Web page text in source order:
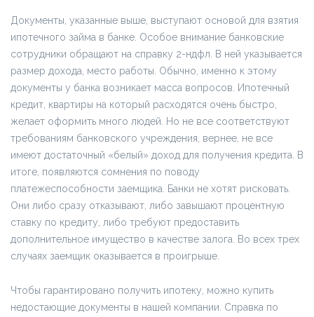
Документы, указанные выше, выступают основой для взятия
ипотечного займа в банке. Особое внимание банковские
сотрудники обращают на справку 2-ндфл. В ней указывается
размер дохода, место работы. Обычно, именно к этому
документы у банка возникает масса вопросов. Ипотечный
кредит, квартиры на который расходятся очень быстро,
желает оформить много людей. Но не все соответствуют
требованиям банковского учреждения, вернее, не все
имеют достаточный «белый» доход для получения кредита. В
итоге, появляются сомнения по поводу
платежеспособности заемщика. Банки не хотят рисковать.
Они либо сразу отказывают, либо завышают процентную
ставку по кредиту, либо требуют предоставить
дополнительное имущество в качестве залога. Во всех трех
случаях заемщик оказывается в проигрыше.
Чтобы гарантировано получить ипотеку, можно купить
недостающие документы в нашей компании. Справка по